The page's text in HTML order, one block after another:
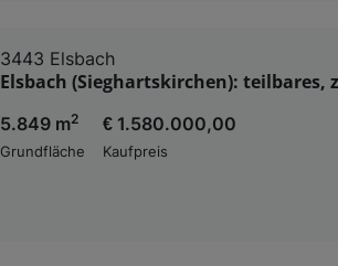
3443 Elsbach
Elsbach (Sieghartskirchen):
5.849 m2
Grundfläche
€ 1.580.000,00
Kaufpreis